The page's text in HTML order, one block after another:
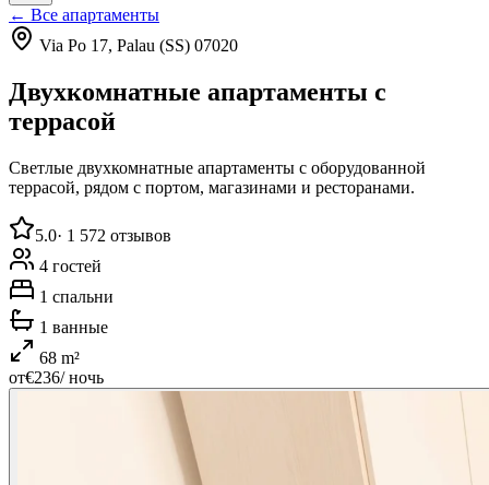
← Все апартаменты
Via Po 17, Palau (SS) 07020
Двухкомнатные апартаменты с
террасой
Светлые двухкомнатные апартаменты с оборудованной
террасой, рядом с портом, магазинами и ресторанами.
5.0· 1 572 отзывов
4 гостей
1 спальни
1 ванные
68 m²
от€236/ ночь